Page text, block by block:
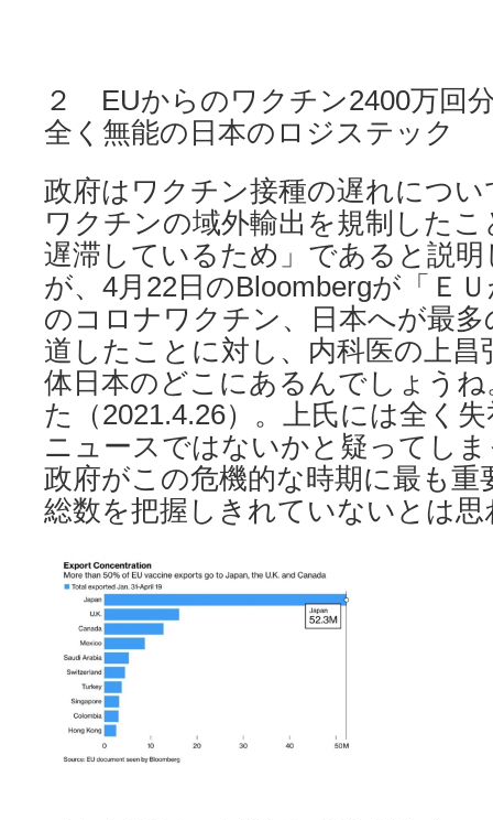
２ EUからのワクチン2400万回
全く無能の日本のロジステック
政府はワクチン接種の遅れにつ
ワクチンの域外輸出を規制した
遅滞しているため」であると説
が、4月22日のBloombergが「Ｅ
のコロナワクチン、日本へが最多
道したことに対し、内科医の上昌
体日本のどこにあるんでしょう
た（2021.4.26）。上氏には全く
ニュースではないかと疑ってし
政府がこの危機的な時期に最も
総数を把握しきれていないとは